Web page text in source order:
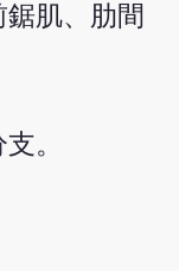
肌、肋間
。